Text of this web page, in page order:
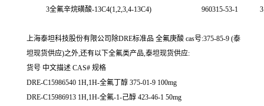
3全氟辛烷磺酸-13C4(1,2,3,4-13C4) 960315-53-1 3
上海泰坦科技股份有限公司除DRE标准品 全氟庚酸 cas号:375-85-9 (泰
坦现货供应)之外,还有以下全氟类产品,泰坦现货供应:
货号 中文描述 CAS# 规格
DRE-C15986540 1H,1H-全氟丁醇 375-01-9 100mg
DRE-C15986913 1H,1H-全氟-1-己醇 423-46-1 50mg